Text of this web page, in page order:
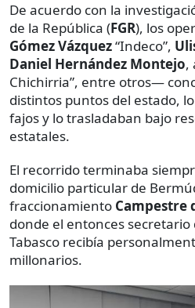
De acuerdo con la
de la República (FGR), los
Gómez Vázquez“Indeco”,
Daniel Hernández Montejo,
Chichirria”, entre otros—
distintos puntos del estado,
fajos y lo trasladaban bajo
estatales.
El recorrido terminaba
domicilio particular de
fraccionamiento Campestre
donde el entonces secretario
Tabasco recibía
millonarios.